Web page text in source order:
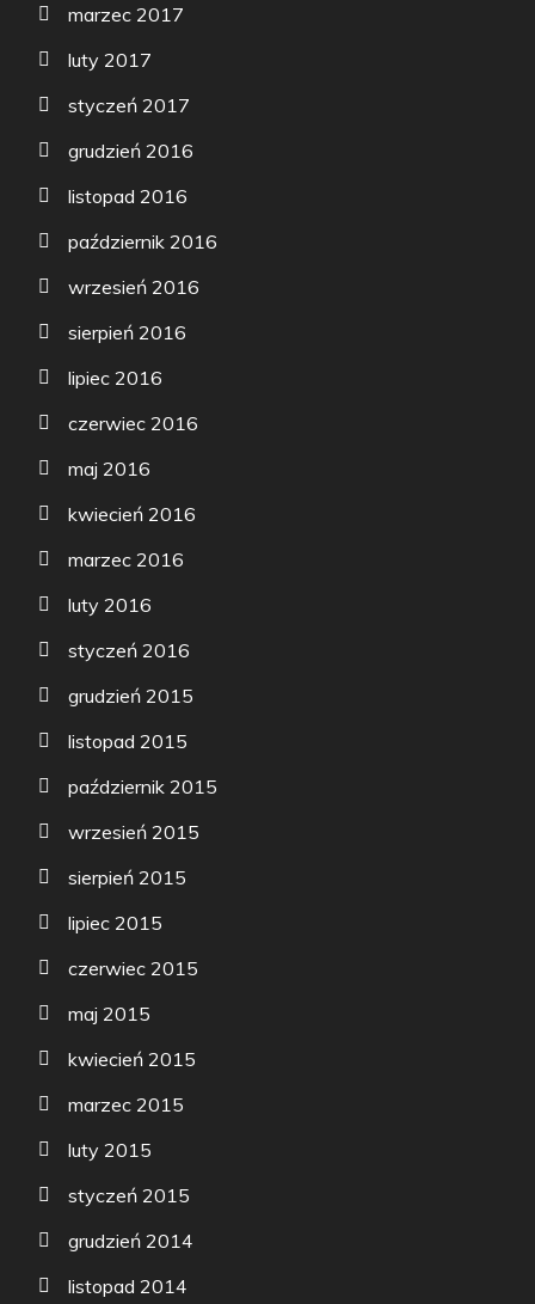
marzec 2017
luty 2017
styczeń 2017
grudzień 2016
listopad 2016
październik 2016
wrzesień 2016
sierpień 2016
lipiec 2016
czerwiec 2016
maj 2016
kwiecień 2016
marzec 2016
luty 2016
styczeń 2016
grudzień 2015
listopad 2015
październik 2015
wrzesień 2015
sierpień 2015
lipiec 2015
czerwiec 2015
maj 2015
kwiecień 2015
marzec 2015
luty 2015
styczeń 2015
grudzień 2014
listopad 2014